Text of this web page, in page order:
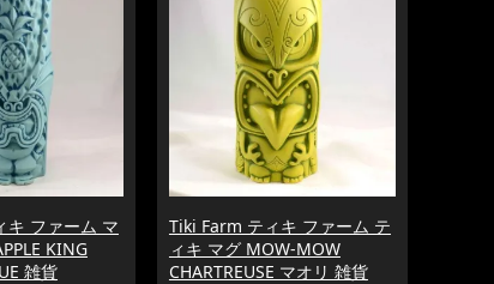
キ ファーム マ
KING
雑貨
Tiki Farm ティキ ファーム テ
ィキ マグ MOW-MOW
CHARTREUSE マオリ 雑貨